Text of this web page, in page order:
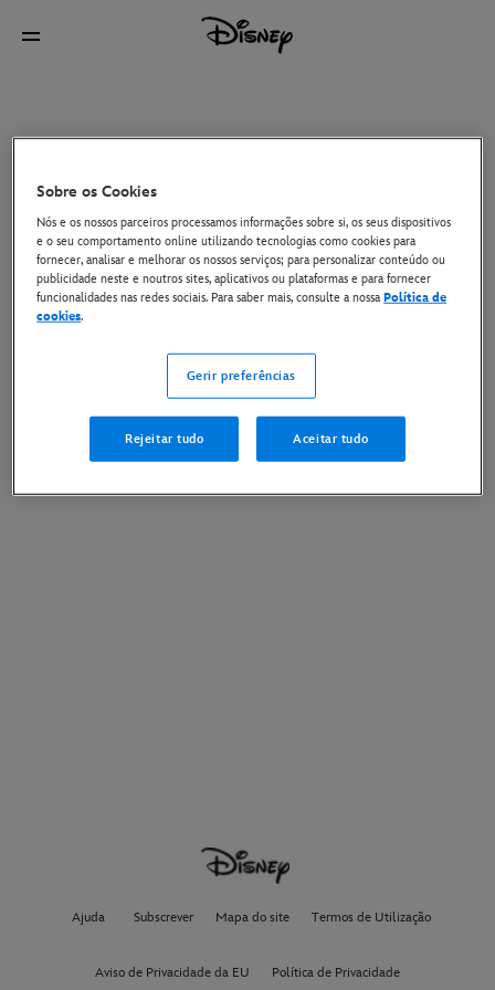
Ajuda Subscrever Mapa do site Termos de Utilização
Aviso de Privacidade da EU Política de Privacidade
Sobre os Cookies
Nós e os nossos parceiros processamos informações sobre si, os seus dispositivos
e o seu comportamento online utilizando tecnologias como cookies para
fornecer, analisar e melhorar os nossos serviços; para personalizar conteúdo ou
publicidade neste e noutros sites, aplicativos ou plataformas e para fornecer
funcionalidades nas redes sociais. Para saber mais, consulte a nossaPolítica de
cookies.
Gerir preferências
Rejeitar tudo Aceitar tudo